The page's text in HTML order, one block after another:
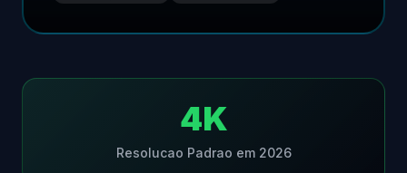
4K
Resolucao Padrao em 2026